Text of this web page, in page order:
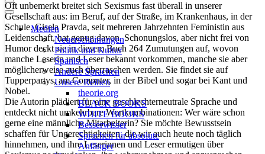
Navigationsmenü
Navigationsmenü
Medien
Neuerscheinungen
Politik und Kultur
Spanisch
Andere Sprachen
Unsere Reihen
theorie.org
BLACK BOOKS
WHITE BOOKS
Besserwisser
Sprachen für absolute
Anfänger
Oft unbemerkt breitet sich Sexismus fast überall in unserer
Gesellschaft aus: im Beruf, auf der Straße, im Krankenhaus, in der
Schule. Gisela Pravda, seit mehreren Jahrzehnten Feministin aus
Leidenschaft, hat genug davon. Schonungslos, aber nicht frei von
Humor deckt sie in diesem Buch 264 Zumutungen auf, wovon
manche Leserin und Leser bekannt vorkommen, manche sie aber
möglicherweise auch überraschen werden. Sie findet sie auf
Tupperpartys, am Computer, in der Bibel und sogar bei Kant und
Nobel.
Die Autorin plädiert für eine geschlechterneutrale Sprache und
entdeckt nicht umkehrbare Wortkombinationen: Wer wäre schon
gerne eine männliche Mitarbeiterin? Sie möchte Bewusstsein
schaffen für Ungerechtigkeiten, die wir auch heute noch täglich
hinnehmen, und ihre Leserinnen und Leser ermutigen über